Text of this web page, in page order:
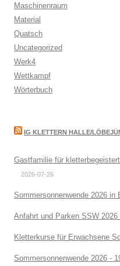
Maschinenraum
Material
Quatsch
Uncategorized
Werk4
Wettkampf
Wörterbuch
IG KLETTERN HALLE/
Gastfamilie für
2026-07-26
Sommersonnenwende 2026 in
Anfahrt und Parken SSW
Kletterkurse für Erwachsene
Sommersonnenwende 2026 -